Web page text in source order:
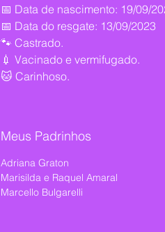
📅 Data de nascimento: 19/09/
📅 Data do resgate: 13/09/2023
🐾 Castrado.
💉 Vacinado e vermifugado.
🐱 Carinhoso.
Meus Padrinhos
Adriana Graton
Marisilda e Raquel Amaral
Marcello Bulgarelli